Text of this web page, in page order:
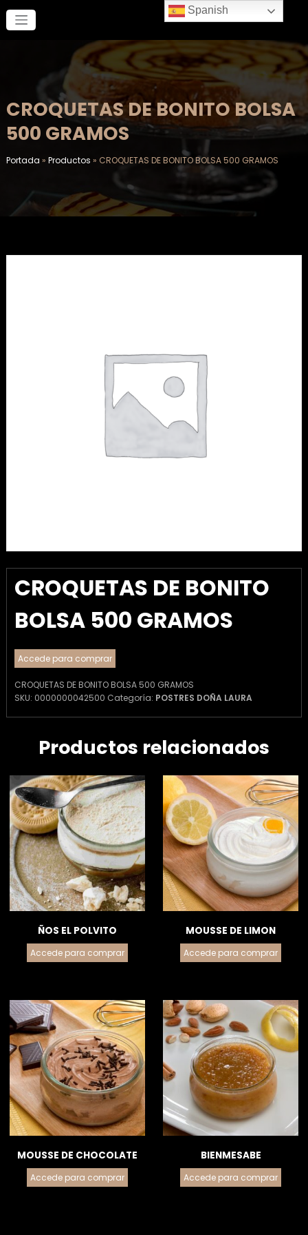
contenido
CROQUETAS DE BONITO BOLSA
500 GRAMOS
Portada » Productos » CROQUETAS DE BONITO BOLSA 500 GRAMOS
CROQUETAS DE BONITO
BOLSA 500 GRAMOS
Accede para comprar
CROQUETAS DE BONITO BOLSA 500 GRAMOS
SKU: 0000000042500 Categoría: POSTRES DOÑA LAURA
Productos relacionados
ÑOS EL POLVITO
Accede para comprar
MOUSSE DE LIMON
Accede para comprar
MOUSSE DE CHOCOLATE
Accede para comprar
BIENMESABE
Accede para comprar
Spanish